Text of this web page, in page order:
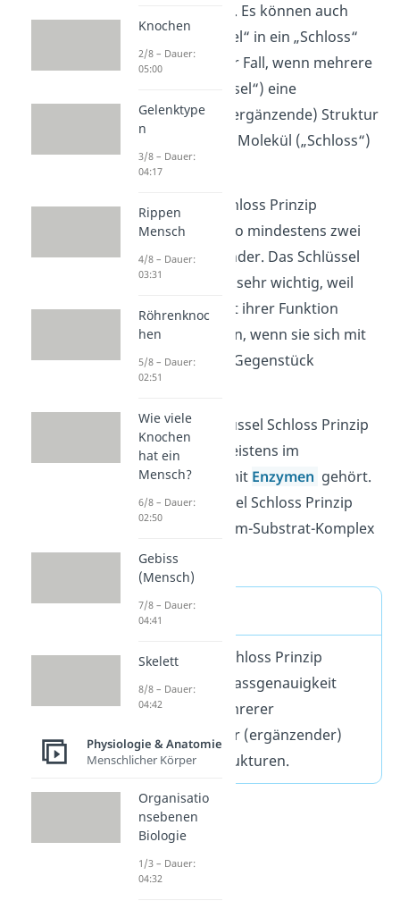
Moleküle gemeint. Es können auch
mehrere „Schlüssel“ in ein „Schloss“
passen. Das ist der Fall, wenn mehrere
Moleküle („Schlüssel“) eine
komplementäre
(ergänzende) Struktur
zu einem anderen Molekül („Schloss“)
haben.
Beim Schlüssel Schloss Prinzip
verbindensich also mindestens zwei
Moleküle miteinander. Das Schlüssel
Schloss Prinzip ist sehr wichtig, weil
viele Moleküle erst ihrer Funktion
nachgehen können, wenn sie sich mit
ihrem passenden Gegenstück
verbunden haben.
Du hast vom
Schlüssel Schloss Prinzip
wahrscheinlich meistens im
Zusammenhang mit Enzymen gehört.
Durch das Schlüssel Schloss Prinzip
kann sich ein Enzym-Substrat-Komplex
bilden.
Definition
Das Schlüssel Schloss Prinzip
beschreibt die Passgenauigkeit
zweier oder mehrerer
komplementärer (ergänzender)
molekularer Strukturen.
Knochen
2/8 – Dauer:
05:00
Gelenktype
n
3/8 – Dauer:
04:17
Rippen
Mensch
4/8 – Dauer:
03:31
Röhrenknoc
hen
5/8 – Dauer:
02:51
Wie viele
Knochen
hat ein
Mensch?
6/8 – Dauer:
02:50
Gebiss
(Mensch)
7/8 – Dauer:
04:41
Skelett
8/8 – Dauer:
04:42
Physiologie & Anatomie
Menschlicher Körper
Organisatio
nsebenen
Biologie
1/3 – Dauer:
04:32